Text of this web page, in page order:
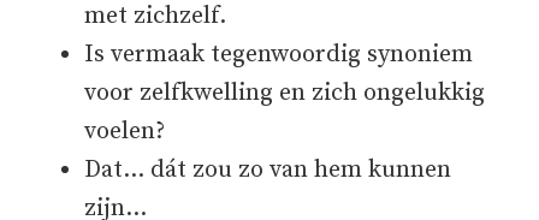
met zichzelf.
Is vermaak tegenwoordig synoniem
voor zelfkwelling en zich ongelukkig
voelen?
Dat… dát zou zo van hem kunnen
zijn…